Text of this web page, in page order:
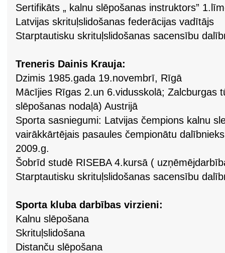
Sertifikāts „ kalnu slēpošanas instruktors”
Latvijas skrituļslidošanas federācijas vadītājs
Starptautisku skrituļslidošanas sacensību
Treneris Dainis Krauja:
Dzimis 1985.gada 19.novembrī, Rīgā
Mācījies Rīgas 2.un 6.vidusskolā; Zalcburgas
slēpošanas nodaļā) Austrijā
Sporta sasniegumi: Latvijas čempions kalnu
vairākkārtējais pasaules čempionātu
2009.g.
Šobrīd studē RISEBA 4.kursā (
Starptautisku skrituļslidošanas sacensību
Sporta kluba darbības virzieni:
Kalnu slēpošana
Skrituļslidošana
Distanču slēpošana